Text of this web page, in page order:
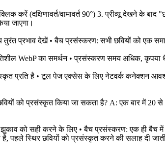
(दक्षिणावर्त/वामावर्त 90°) 3. प्रीव्यू देखने के बाद
जाएगा।
तुरंत प्रभाव देखें • बैच प्रसंस्करण: सभी छवियों को एक
WebP का समर्थन • प्रसंस्करण समय अधिक, कृपया
प्रति है • टूल पेज एक्सेस के लिए नेटवर्क कनेक्शन
को प्रसंस्कृत किया जा सकता है? A: एक बार में 20
को सही करने के लिए • बैच प्रसंस्करण: एक ही बैच में
पहले स्थिर छवियों को प्रसंस्कृत करने की सलाह दी